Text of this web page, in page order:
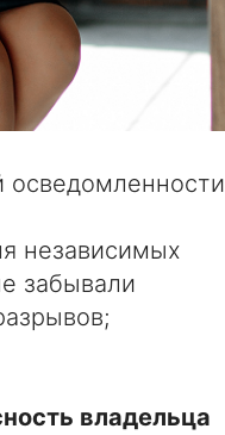
осведомленности
независимых
забывали
владельца